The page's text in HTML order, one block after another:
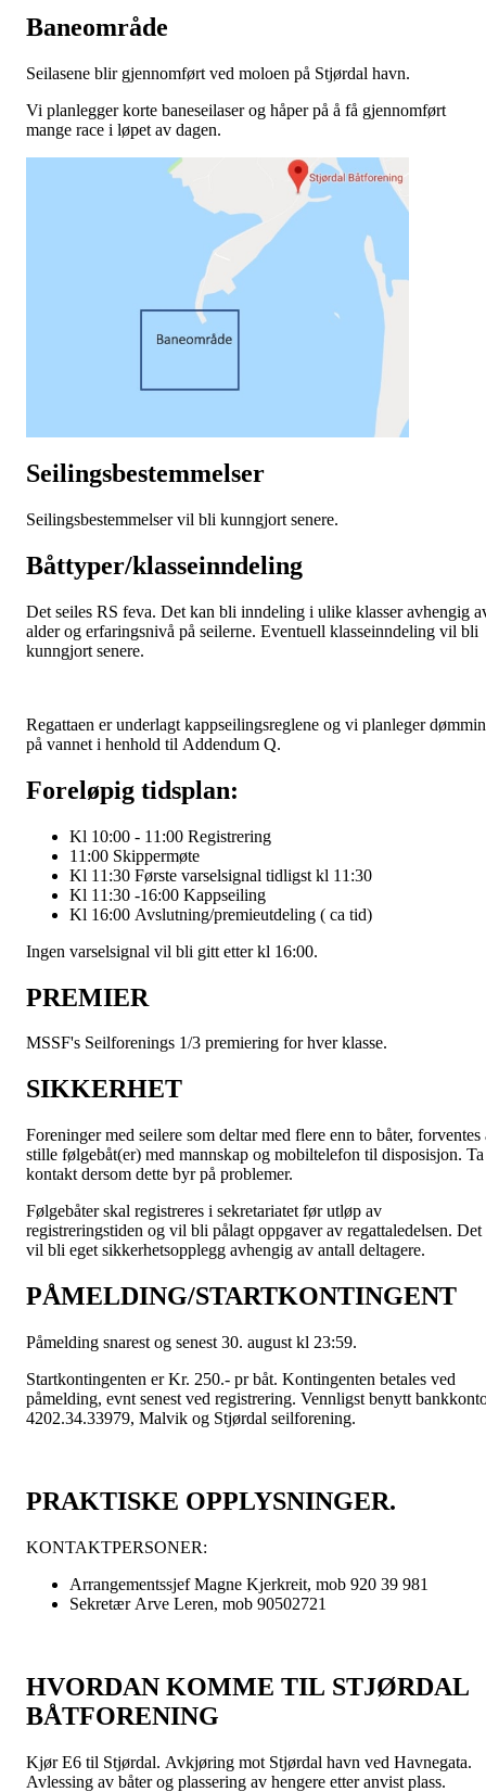
Baneområde
Seilasene blir gjennomført ved moloen på Stjørdal havn.
Vi planlegger korte baneseilaser og håper på å få gjennomført
mange race i løpet av dagen.
Seilingsbestemmelser
Seilingsbestemmelser vil bli kunngjort senere.
Båttyper/klasseinndeling
Det seiles RS feva. Det kan bli inndeling i ulike klasser avhengig
alder og erfaringsnivå på seilerne. Eventuell klasseinndeling vil bli
kunngjort senere.
Regattaen er underlagt kappseilingsreglene og vi planleger
på vannet i henhold til Addendum Q.
Foreløpig tidsplan:
Kl 10:00 - 11:00 Registrering
11:00 Skippermøte
Kl 11:30 Første varselsignal tidligst kl 11:30
Kl 11:30 -16:00 Kappseiling
Kl 16:00 Avslutning/premieutdeling ( ca tid)
Ingen varselsignal vil bli gitt etter kl 16:00.
PREMIER
MSSF's Seilforenings 1/3 premiering for hver klasse.
SIKKERHET
Foreninger med seilere som deltar med flere enn to båter, forventes
stille følgebåt(er) med mannskap og mobiltelefon til disposisjon. Ta
kontakt dersom dette byr på problemer.
Følgebåter skal registreres i sekretariatet før utløp av
registreringstiden og vil bli pålagt oppgaver av regattaledelsen. Det
vil bli eget sikkerhetsopplegg avhengig av antall deltagere.
PÅMELDING/STARTKONTINGENT
Påmelding snarest og senest 30. august kl 23:59.
Startkontingenten er Kr. 250.- pr båt. Kontingenten betales ved
påmelding, evnt senest ved registrering. Vennligst benytt
4202.34.33979, Malvik og Stjørdal seilforening.
PRAKTISKE OPPLYSNINGER.
KONTAKTPERSONER:
Arrangementssjef Magne Kjerkreit, mob 920 39 981
Sekretær Arve Leren, mob 90502721
HVORDAN KOMME TIL STJØRDAL
BÅTFORENING
Kjør E6 til Stjørdal. Avkjøring mot Stjørdal havn ved Havnegata.
Avlessing av båter og plassering av hengere etter anvist plass.